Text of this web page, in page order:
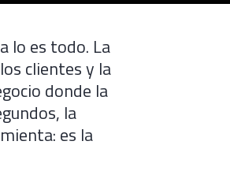
lo es todo. La
clientes y la
donde la
la
es la